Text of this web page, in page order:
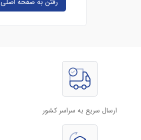
ارسال سریع به سراسر کشور